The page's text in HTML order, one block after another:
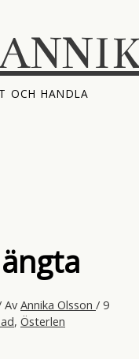
OCH HANDLA
AvAnnika Olsson / 9
, Österlen